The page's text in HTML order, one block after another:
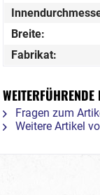
Breite:
Fabrikat:
Fragen zum
Weitere Artikel